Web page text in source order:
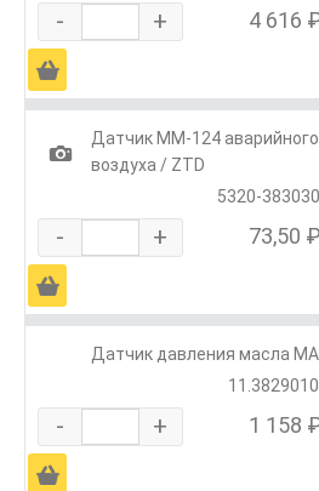
- + 4 616
Ä
1
Датчик ММ-124
воздуха / ZTD
5320-
- + 73,50 ₽
Ä
Датчик давления масла
11.3829010
- + 1 158
Ä